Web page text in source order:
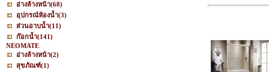
อ่างล้างหน้า(68)
อุปกรณ์ห้องน้ำ(3)
ส่วนอาบน้ำ(11)
ก๊อกน้ำ(141)
NEOMATE
อ่างล้างหน้า(2)
สุขภัณฑ์(1)